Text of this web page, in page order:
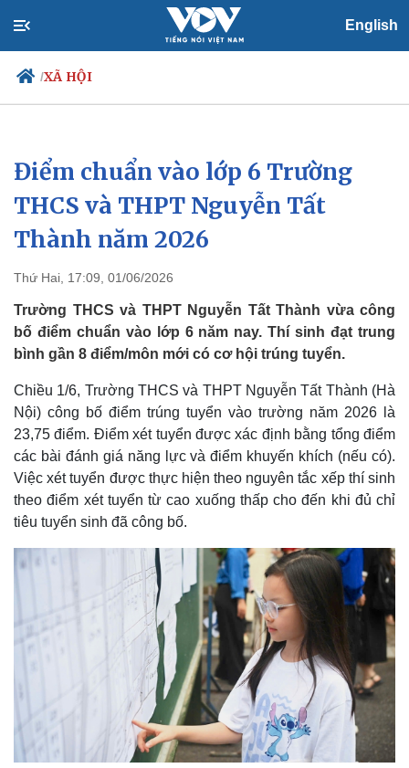
English
/XÃ HỘI
Chính trị
Đảng
Tổ chức nhân sự
Quốc hội
Xã hội
Tin 24h
Dự báo thời tiết
Điểm chuẩn vào lớp 6 Trường
THCS và THPT Nguyễn Tất
Thành năm 2026
Thứ Hai, 17:09, 01/06/2026
Trường THCS và THPT Nguyễn Tất Thành vừa công
bố điểm chuẩn vào lớp 6 năm nay. Thí sinh đạt trung
bình gần 8 điểm/môn mới có cơ hội trúng tuyển.
Chiều 1/6, Trường THCS và THPT Nguyễn Tất Thành (Hà
Nội) công bố điểm trúng tuyển vào trường năm 2026 là
23,75 điểm. Điểm xét tuyển được xác định bằng tổng điểm
các bài đánh giá năng lực và điểm khuyến khích (nếu có).
Việc xét tuyển được thực hiện theo nguyên tắc xếp thí sinh
theo điểm xét tuyển từ cao xuống thấp cho đến khi đủ chỉ
tiêu tuyển sinh đã công bố.